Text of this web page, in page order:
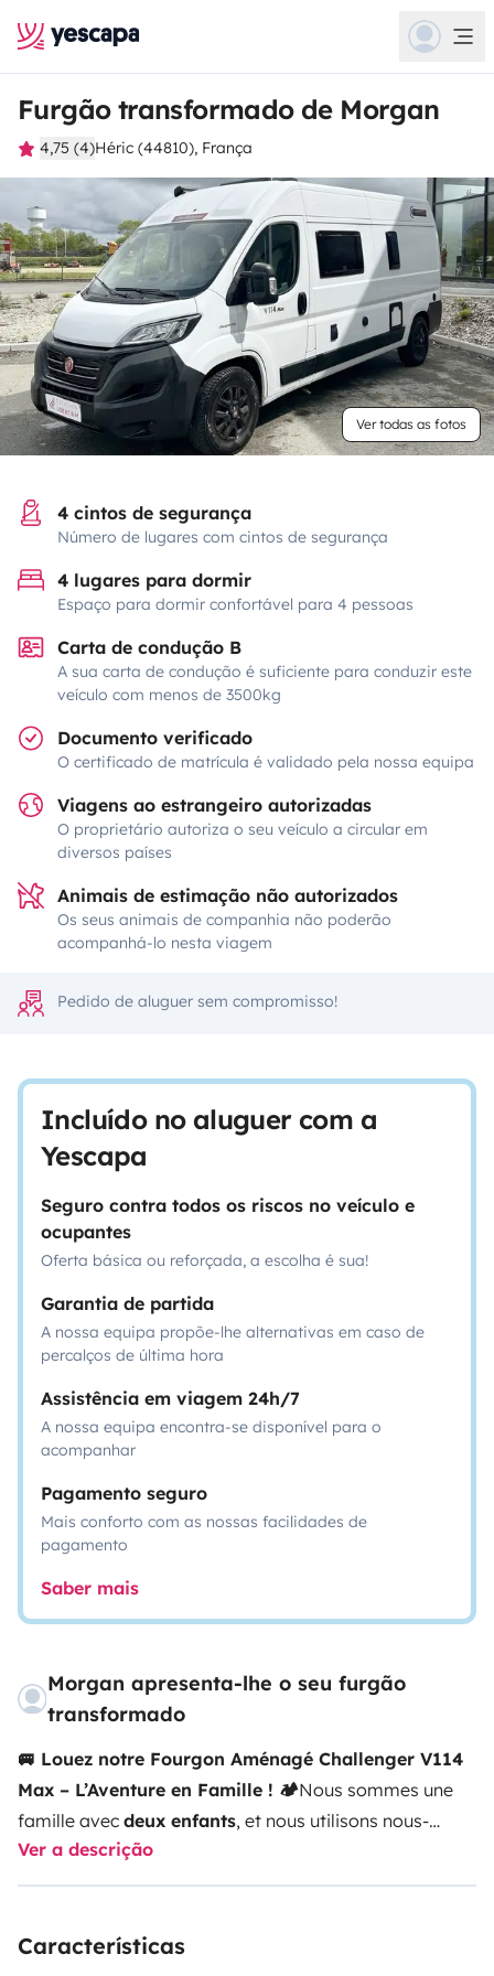
Furgão transformado de Morgan
4,75 (4)Héric (44810), França
Ver todas as fotos
4 cintos de segurança
Número de lugares com cintos de segurança
4 lugares para dormir
Espaço para dormir confortável para 4 pessoas
Carta de condução B
A sua carta de condução é suficiente para conduzir este
veículo com menos de 3500kg
Documento verificado
O certificado de matrícula é validado pela nossa equipa
Viagens ao estrangeiro autorizadas
O proprietário autoriza o seu veículo a circular em
diversos países
Animais de estimação não autorizados
Os seus animais de companhia não poderão
acompanhá-lo nesta viagem
Pedido de aluguer sem compromisso!
Incluído no aluguer com a
Yescapa
Seguro contra todos os riscos no veículo e
ocupantes
Oferta básica ou reforçada, a escolha é sua!
Garantia de partida
A nossa equipa propõe-lhe alternativas em caso de
percalços de última hora
Assistência em viagem 24h/7
A nossa equipa encontra-se disponível para o
acompanhar
Pagamento seguro
Mais conforto com as nossas facilidades de
pagamento
Saber mais
Morgan apresenta-lhe o seu furgão
transformado
🚐 Louez notre Fourgon Aménagé Challenger V114
Max – L’Aventure en Famille ! 🏕️Nous sommes une
famille avec deux enfants, et nous utilisons nous-
mêmes ce fourgon aménagé pour nos voyages. Nous
savons donc à quel point il est pratique, confortable et
Idéal pour un couple ou une famille de 3 à 4
Ver a descrição
Características